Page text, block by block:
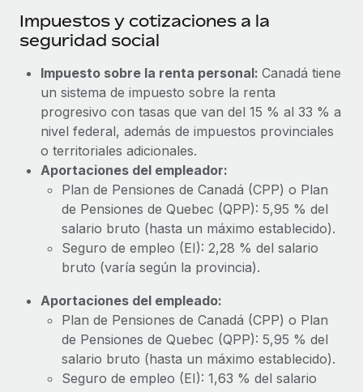
Más información
Impuestos y cotizaciones a la
seguridad social
Impuesto sobre la renta personal: Canadá tiene
un sistema de impuesto sobre la renta
progresivo con tasas que van del 15 % al 33 % a
nivel federal, además de impuestos provinciales
o territoriales adicionales.
Aportaciones del empleador:
Plan de Pensiones de Canadá (CPP) o Plan
de Pensiones de Quebec (QPP): 5,95 % del
salario bruto (hasta un máximo establecido).
Seguro de empleo (EI): 2,28 % del salario
bruto (varía según la provincia).
Aportaciones del empleado:
Plan de Pensiones de Canadá (CPP) o Plan
de Pensiones de Quebec (QPP): 5,95 % del
salario bruto (hasta un máximo establecido).
Seguro de empleo (EI): 1,63 % del salario